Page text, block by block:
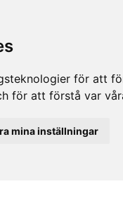
för att
för att förstå var
mina inställningar